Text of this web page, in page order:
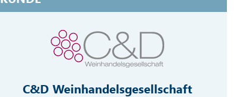
C&D Weinhandelsgesellschaft